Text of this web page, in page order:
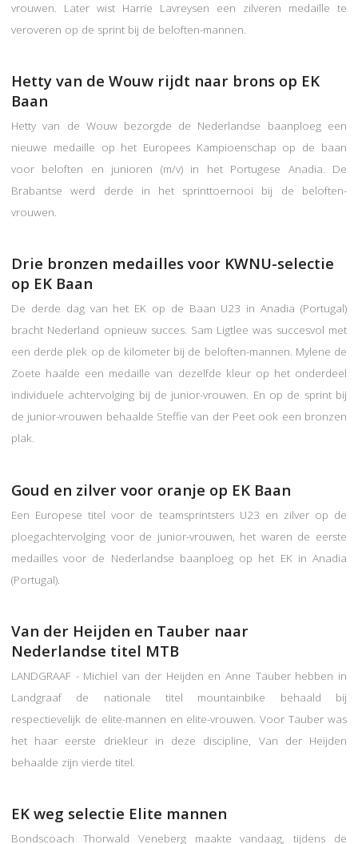
vrouwen. Later wist Harrie Lavreysen een zilveren medaille te
veroveren op de sprint bij de beloften-mannen.
Hetty van de Wouw rijdt naar brons op EK
Baan
Hetty van de Wouw bezorgde de Nederlandse baanploeg een
nieuwe medaille op het Europees Kampioenschap op de baan
voor beloften en junioren (m/v) in het Portugese Anadia. De
Brabantse werd derde in het sprinttoernooi bij de beloften-
vrouwen.
Drie bronzen medailles voor KWNU-selectie
op EK Baan
De derde dag van het EK op de Baan U23 in Anadia (Portugal)
bracht Nederland opnieuw succes. Sam Ligtlee was succesvol met
een derde plek op de kilometer bij de beloften-mannen. Mylene de
Zoete haalde een medaille van dezelfde kleur op het onderdeel
individuele achtervolging bij de junior-vrouwen. En op de sprint bij
de junior-vrouwen behaalde Steffie van der Peet ook een bronzen
plak.
Goud en zilver voor oranje op EK Baan
Een Europese titel voor de teamsprintsters U23 en zilver op de
ploegachtervolging voor de junior-vrouwen, het waren de eerste
medailles voor de Nederlandse baanploeg op het EK in Anadia
(Portugal).
Van der Heijden en Tauber naar
Nederlandse titel MTB
LANDGRAAF - Michiel van der Heijden en Anne Tauber hebben in
Landgraaf de nationale titel mountainbike behaald bij
respectievelijk de elite-mannen en elite-vrouwen. Voor Tauber was
het haar eerste driekleur in deze discipline, Van der Heijden
behaalde zijn vierde titel.
EK weg selectie Elite mannen
Bondscoach Thorwald Veneberg maakte vandaag, tijdens de